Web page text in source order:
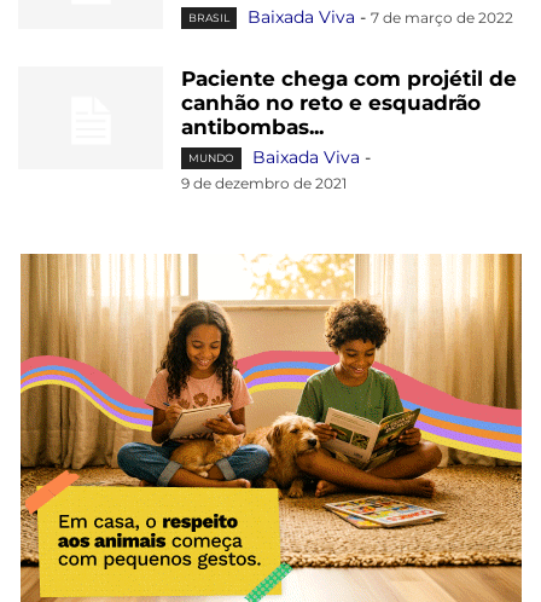
BRASIL Baixada Viva - 7 de março de 2022
Paciente chega com projétil de
canhão no reto e esquadrão
antibombas...
MUNDO Baixada Viva -
9 de dezembro de 2021